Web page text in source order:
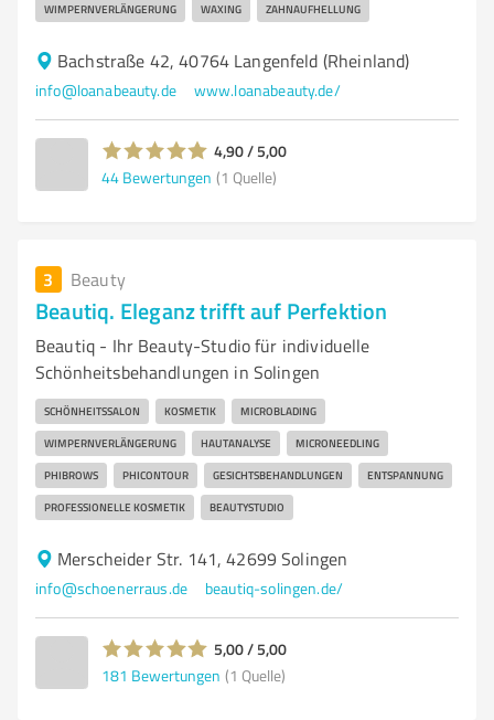
WIMPERNVERLÄNGERUNG WAXING ZAHNAUFHELLUNG
Bachstraße 42, 40764 Langenfeld (Rheinland)
info@loanabeauty.de www.loanabeauty.de/
4,90 / 5,00
44 Bewertungen (1 Quelle)
3 Beauty
Beautiq. Eleganz trifft auf Perfektion
Beautiq - Ihr Beauty-Studio für individuelle
Schönheitsbehandlungen in Solingen
SCHÖNHEITSSALON KOSMETIK MICROBLADING
WIMPERNVERLÄNGERUNG HAUTANALYSE MICRONEEDLING
PHIBROWS PHICONTOUR GESICHTSBEHANDLUNGEN ENTSPANNUNG
PROFESSIONELLE KOSMETIK BEAUTYSTUDIO
Merscheider Str. 141, 42699 Solingen
info@schoenerraus.de beautiq-solingen.de/
5,00 / 5,00
181 Bewertungen (1 Quelle)